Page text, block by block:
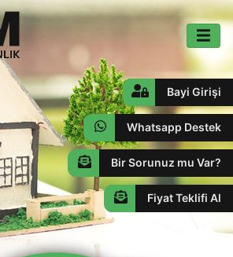
Bayi Girişi
Whatsapp Destek
Bir Sorunuz mu Var?
Fiyat Teklifi Al